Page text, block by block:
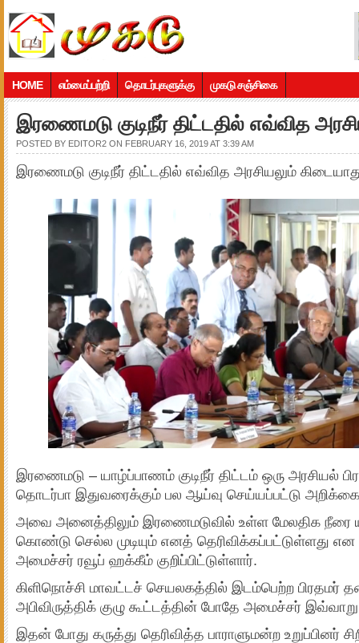
HOME எம்மைப்பற்றி தொடர்புகளுக்கு முகடு சஞ்சிகை
இரணைமடு குடிநீர் திட்டதில் எவ்வித
POSTED BY EDITOR2 ON FEBRUARY 16, 2019 AT 3:39 AM
இரணைமடு குடிநீர் திட்டதில் எவ்வித அரசியலும்
இரணைமடு – யாழ்ப்பாணம் குடிநீர் திட்டம் ஒரு அரசியல்
தொடர்பா இதுவரைக்கும் பல ஆய்வு செய்யப்பட்டு
அவை அனைத்திலும் இரணைமடுவில் உள்ள மேலதிக நீரை
கொண்டு செல்ல முடியும் எனத் தெரிவிக்கப்பட்டுள்ளது
அமைச்சர் ரவூப் ஹக்கீம் குறிப்பிட்டுள்ளார்.
கிளிநொச்சி மாவட்டச் செயலகத்தில் இடம்பெற்ற பிரதமர்
அபிவிருத்திக் குழு கூட்டத்தின் போதே அமைச்சர் இவ்வாறு
இதன் போது கருத்து தெரிவித்த பாராளுமன்ற உறுப்பினர்